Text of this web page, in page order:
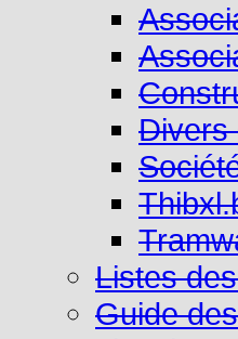
Divers
Listes
Guide